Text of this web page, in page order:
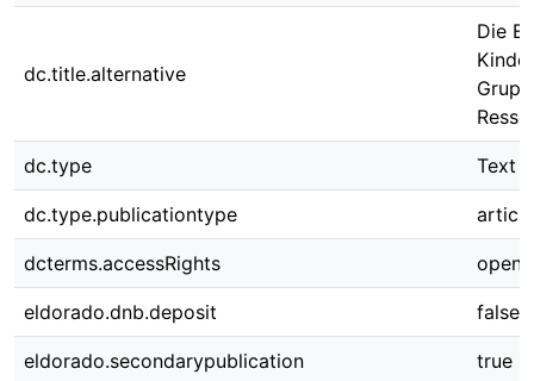
dc.title.alternative
Die
dc.type Text
dc.type.publicationtype article
dcterms.accessRights open
eldorado.dnb.deposit false
eldorado.secondarypublication true